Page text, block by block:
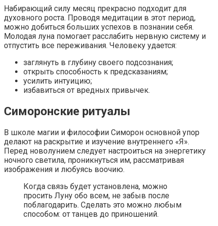
Набирающий силу месяц прекрасно подходит для
духовного роста. Проводя медитации в этот период,
можно добиться больших успехов в познании себя.
Молодая луна помогает расслабить нервную систему и
отпустить все переживания. Человеку удается:
заглянуть в глубину своего подсознания;
открыть способность к предсказаниям;
усилить интуицию;
избавиться от вредных привычек.
Симоронские ритуалы
В школе магии и философии Симорон основной упор
делают на раскрытие и изучение внутреннего «Я».
Перед новолунием следует настроиться на энергетику
ночного светила, проникнуться им, рассматривая
изображения и любуясь воочию.
Когда связь будет установлена, можно
просить Луну обо всем, не забыв после
поблагодарить. Сделать это можно любым
способом: от танцев до приношений.